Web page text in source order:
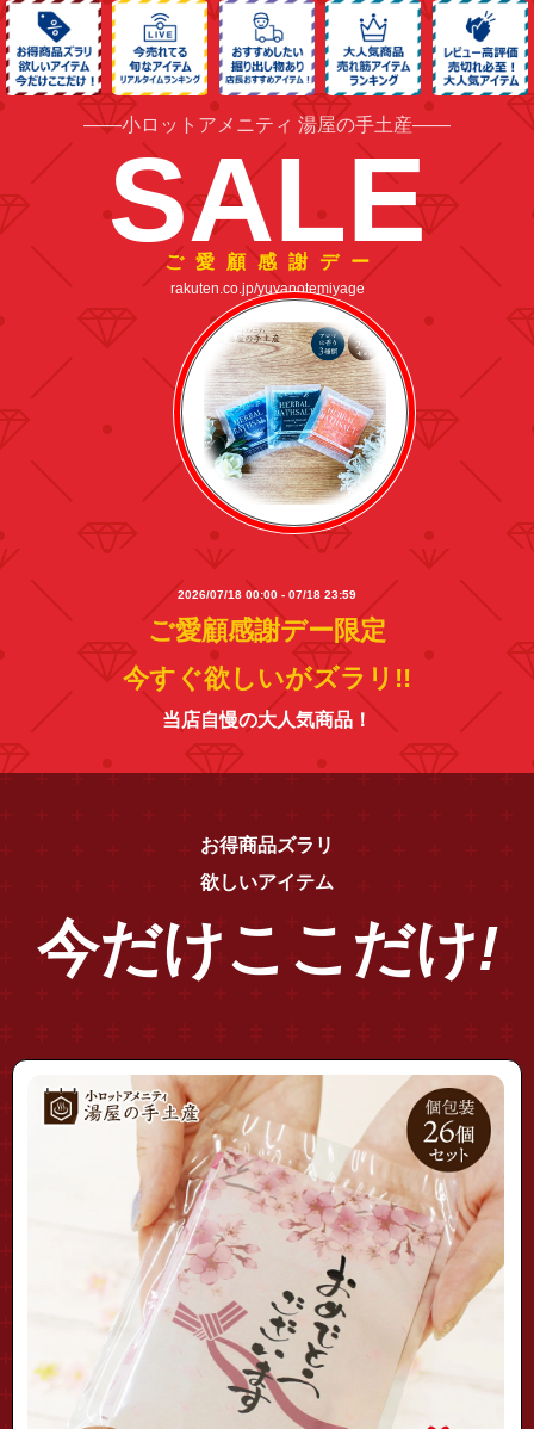
2026/07/18 00:00 - 07/18 23:59
ご愛顧感謝デー限定
今すぐ欲しいがズラリ!!
当店自慢の大人気商品！
お得商品ズラリ
欲しいアイテム
今だけここだけ!
"12500093"